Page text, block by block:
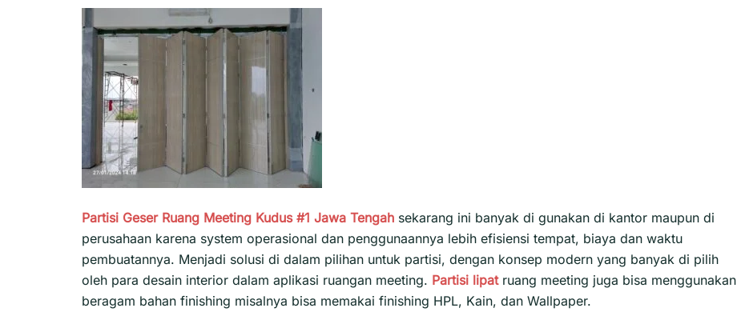
Partisi Geser Ruang Meeting Kudus #1 Jawa Tengah sekarang ini banyak di gunakan di kantor maupun di
perusahaan karena system operasional dan penggunaannya lebih efisiensi tempat, biaya dan waktu
pembuatannya. Menjadi solusi di dalam pilihan untuk partisi, dengan konsep modern yang banyak di pilih
oleh para desain interior dalam aplikasi ruangan meeting. Partisi lipatruang meeting juga bisa menggunakan
beragam bahan finishing misalnya bisa memakai finishing HPL, Kain, dan Wallpaper.